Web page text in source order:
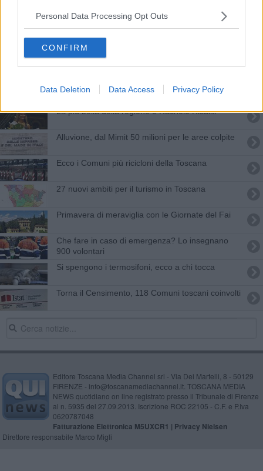
Personal Data Processing Opt Outs
CONFIRM
Data Deletion Data Access Privacy Policy
Comune
Cyberbullismo, a 62 Comuni fondi per
Il pane toscano più buono che c'è, firmato
Gambero Rosso
Termosifoni, le date di accensione Comune per
Comune
La più bella della regione è Rachele Risaliti
Alluvione, dal Mimit 50 milioni per le aree colpite
Ecco i Comuni più ricicloni della Toscana
27 nuovi ambiti per il turismo in Toscana
Primavera di meraviglia con le Giornate del Fai
Che fare in caso di emergenza? Lo insegnano
900 volontari
Si spengono i termosifoni, ecco a chi tocca
Torna il Censimento, 118 Comuni toscani coinvolti
Editore Toscana Media Channel srl - Via Dei Martelli, 8 - 50129
FIRENZE - info@toscanamediachannel.it. TOSCANA MEDIA
NEWS quotidiano on line registrato presso il Tribunale di Firenze
al n. 5935 del 27.09.2013. Iscrizione ROC 22105 - C.F. e P.Iva
0620787048
Fatturazione Elettronica M5UXCR1 | Privacy Nielsen
Direttore responsabile Marco Migli